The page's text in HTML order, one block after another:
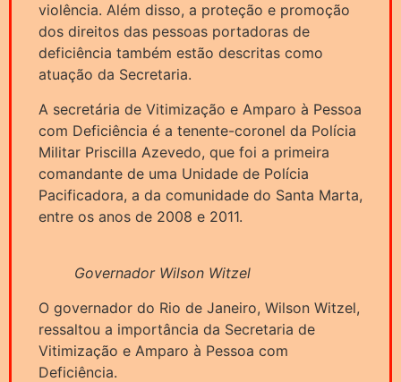
violência. Além disso, a proteção e promoção
dos direitos das pessoas portadoras de
deficiência também estão descritas como
atuação da Secretaria.
A secretária de Vitimização e Amparo à Pessoa
com Deficiência é a tenente-coronel da Polícia
Militar Priscilla Azevedo, que foi a primeira
comandante de uma Unidade de Polícia
Pacificadora, a da comunidade do Santa Marta,
entre os anos de 2008 e 2011.
Governador Wilson Witzel
O governador do Rio de Janeiro, Wilson Witzel,
ressaltou a importância da Secretaria de
Vitimização e Amparo à Pessoa com
Deficiência.